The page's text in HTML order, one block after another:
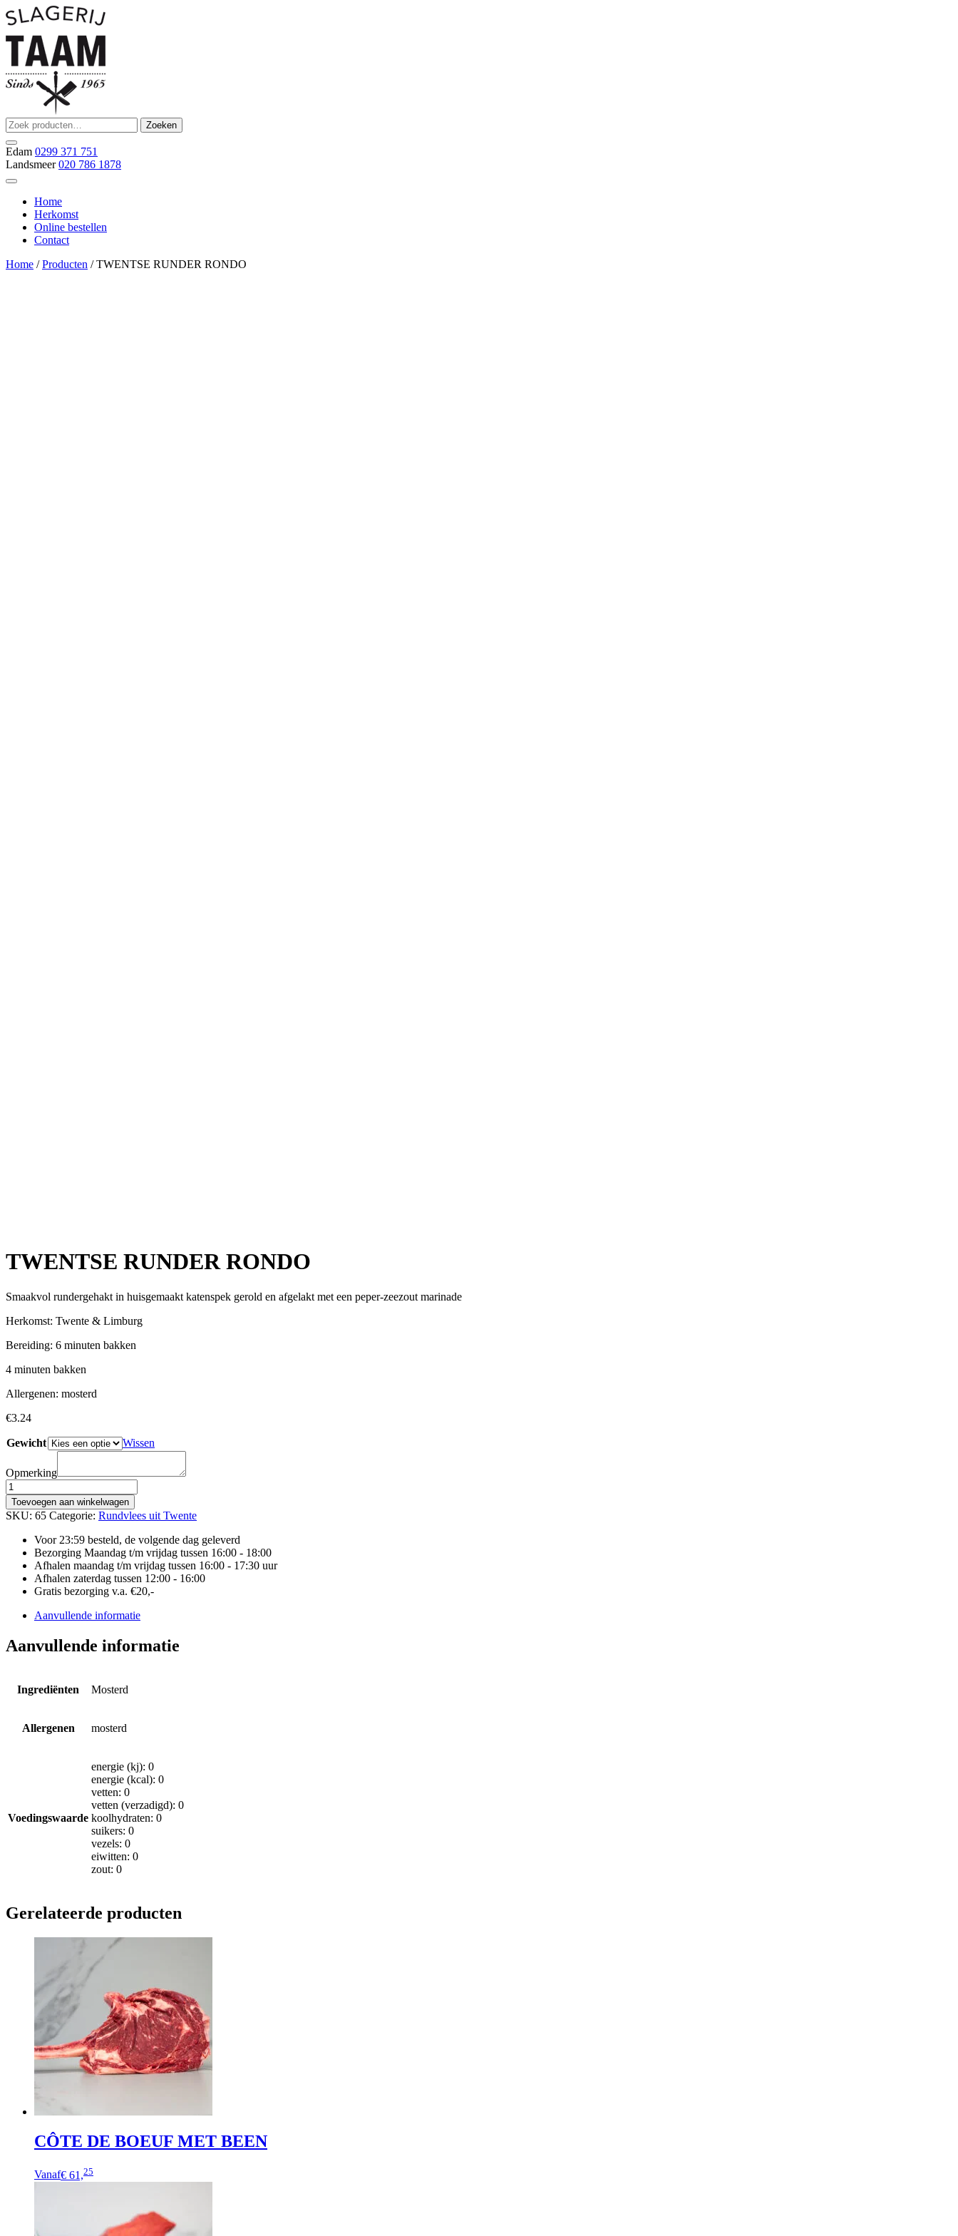
Ga
naar
de
inhoud
Slagerij Taam
slager
Zoeken
naar:
Zoeken
Edam 0299 371 751
Landsmeer 020 786 1878
Home
Herkomst
Online bestellen
Contact
Home /Producten / TWENTSE RUNDER RONDO
TWENTSE RUNDER RONDO
Smaakvol rundergehakt in huisgemaakt katenspek gerold en afgelakt met een peper-zeezout marinade
Herkomst: Twente & Limburg
Bereiding: 6 minuten bakken
4 minuten bakken
Allergenen: mosterd
€3.24
Gewicht Wissen
Opmerking
TWENTSE
RUNDER
RONDO
aantal
Toevoegen aan winkelwagen
SKU: 65 Categorie: Rundvlees uit Twente
Voor 23:59 besteld, de volgende dag geleverd
Bezorging Maandag t/m vrijdag tussen 16:00 - 18:00
Afhalen maandag t/m vrijdag tussen 16:00 - 17:30 uur
Afhalen zaterdag tussen 12:00 - 16:00
Gratis bezorging v.a. €20,-
Aanvullende informatie
Aanvullende informatie
Ingrediënten Mosterd
Allergenen mosterd
Voedingswaarde
energie (kj): 0
energie (kcal): 0
vetten: 0
vetten (verzadigd): 0
koolhydraten: 0
suikers: 0
vezels: 0
eiwitten: 0
zout: 0
Gerelateerde producten
CÔTE DE BOEUF MET BEEN
Vanaf€ 61,25
product
variaties.